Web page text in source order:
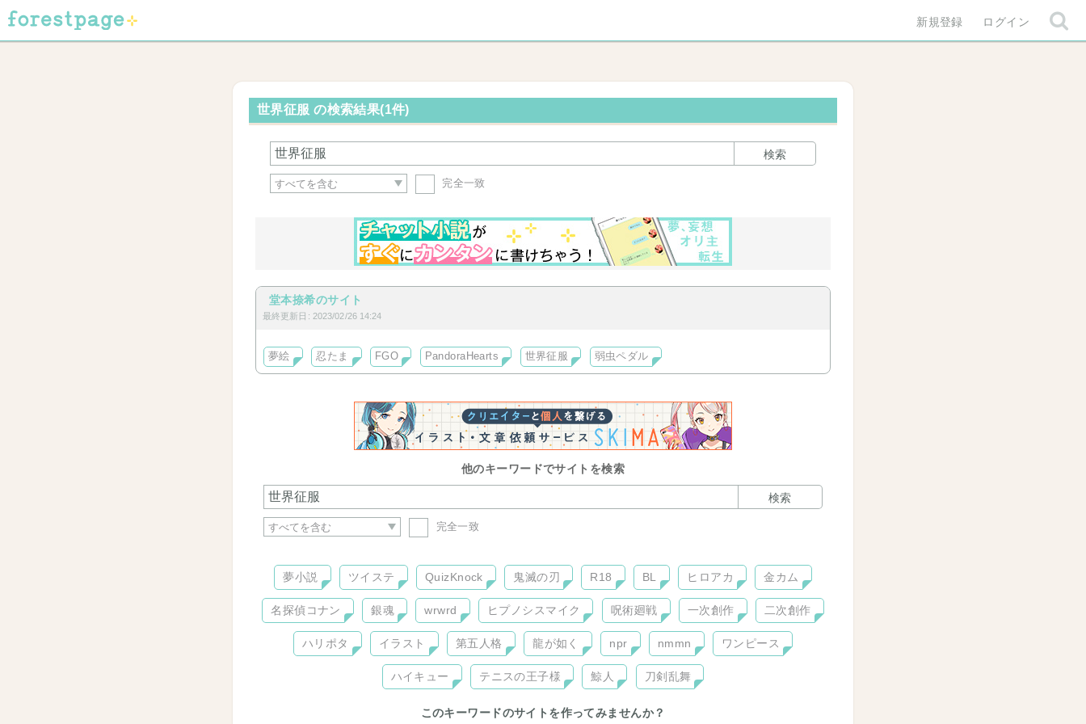
新規登録 ログイン
世界征服 の検索結果(1件)
検索
完全一致
堂本捺希のサイト
最終更新日: 2023/02/26 14:24
夢絵 忍たま FGO PandoraHearts 世界征服 弱虫ペダル
他のキーワードでサイトを検索
検索
完全一致
夢小説 ツイステ QuizKnock 鬼滅の刃 R18 BL ヒロアカ 金カム
名探偵コナン 銀魂 wrwrd ヒプノシスマイク 呪術廻戦 一次創作 二次創作
ハリポタ イラスト 第五人格 龍が如く npr nmmn ワンピース
ハイキュー テニスの王子様 鯨人 刀剣乱舞
このキーワードのサイトを作ってみませんか？